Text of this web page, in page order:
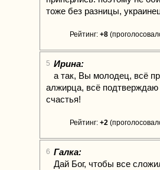
тоже без разницы,
Рейтинг: +8
5 Ирина:
а так, Вы молодец, всё
алжирца, всё подтверждаю
счастья!
Рейтинг: +2
6 Галка:
Дай Бог, чтобы все